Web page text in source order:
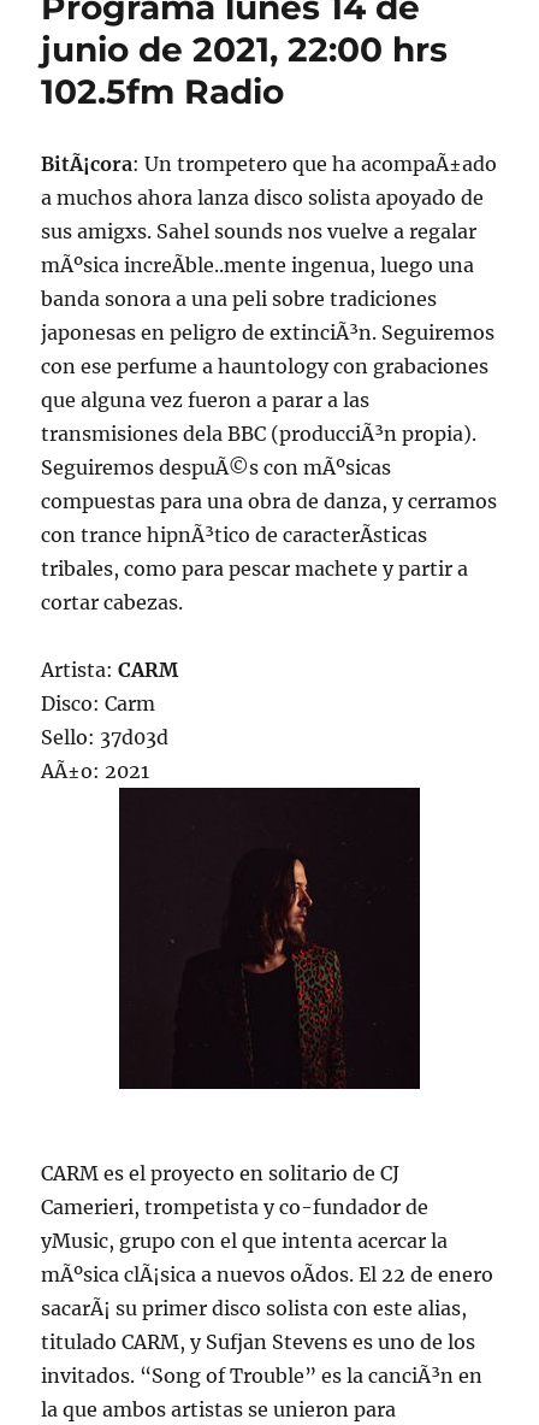
14
junio
junio de 2021, 22:00 hrs
102.5fm Radio
BitÃ¡cora: Un trompetero que ha acompaÃ±ado
a muchos ahora lanza disco solista apoyado de
sus amigxs. Sahel sounds nos vuelve a regalar
mÃºsica increÃ­ble..mente ingenua, luego una
banda sonora a una peli sobre tradiciones
japonesas en peligro de extinciÃ³n. Seguiremos
con ese perfume a hauntology con grabaciones
que alguna vez fueron a parar a las
transmisiones dela BBC (producciÃ³n propia).
Seguiremos despuÃ©s con mÃºsicas
compuestas para una obra de danza, y cerramos
con trance hipnÃ³tico de caracterÃ­sticas
tribales, como para pescar machete y partir a
cortar cabezas.
Artista:CARM
Disco: Carm
Sello: 37d03d
AÃ±o: 2021
CARM es el proyecto en solitario de CJ
Camerieri, trompetista y co-fundador de
yMusic, grupo con el que intenta acercar la
mÃºsica clÃ¡sica a nuevos oÃ­dos. El 22 de enero
sacarÃ¡ su primer disco solista con este alias,
titulado CARM, y Sufjan Stevens es uno de los
invitados. “Song of Trouble” es la canciÃ³n en
la que ambos artistas se unieron para